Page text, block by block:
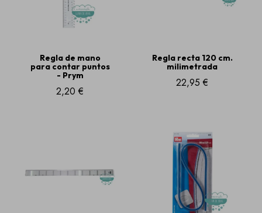
Regla de mano
para contar puntos
- Prym
2,20 €
Regla recta 120 cm.
milimetrada
22,95 €